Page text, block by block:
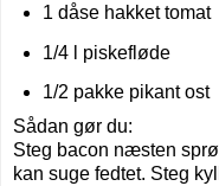
1 dåse hakket tomat
1/4 l piskefløde
1/2 pakke pikant ost
Sådan gør du:
Steg bacon næsten
kan suge fedtet. Steg